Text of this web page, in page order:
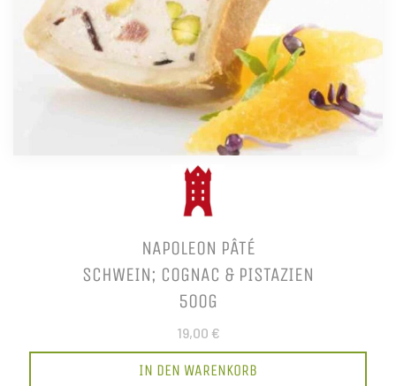
NAPOLEON PÂTÉ
SCHWEIN; COGNAC & PISTAZIEN
500G
19,00 €
IN DEN WARENKORB